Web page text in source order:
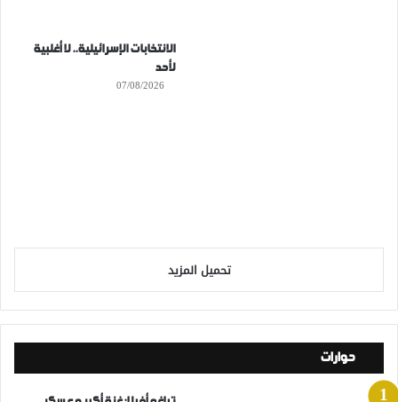
الانتخابات الإسرائيلية.. لا أغلبية
لأحد
07/08/2026
تحميل المزيد
حوارات